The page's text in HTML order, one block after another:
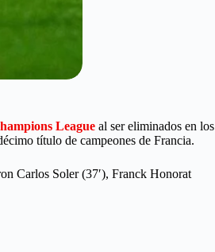
League al ser eliminados en los
título de campeones de Francia.
Carlos Soler (37′), Franck Honorat